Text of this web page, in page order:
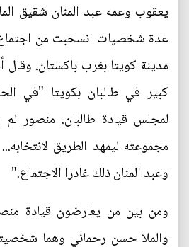
يعقوب وعمه عبد المنان شقيق
عدة شخصيات انسحبت من اجتماع
مدينة كويتا بغرب باكستان.
كبير في طالبان بكويتا "في
لمجلس قيادة طالبان. منصور
مجموعته ليمهد الطريق
وعبد المنان ذلك غادرا الاجتماع."
ومن بين من يعارضون قيادة
والملا حسن رحماني وهما